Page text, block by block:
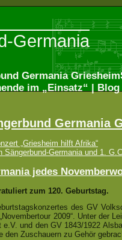
Germania
Germania
im „Einsatz“ |
Germania
„Griesheim hilft Afrika“
Sängerbund-Germania und 1.
jedes
zum 120. Geburtstag.
des GV
2009“. Unter der
und den GV 1843/1922
den Zuschauern zu Gehör